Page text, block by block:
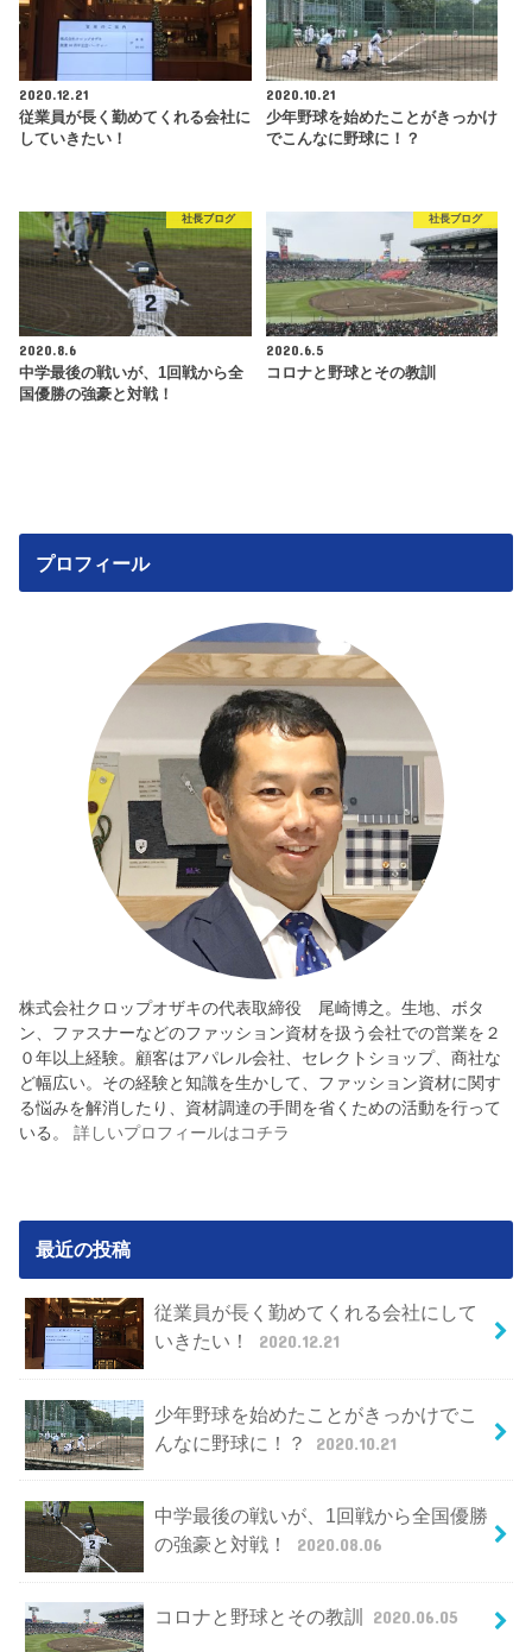
2020.12.21
従業員が長く勤めてくれる会社に
していきたい！
2020.10.21
少年野球を始めたことがきっかけ
でこんなに野球に！？
社長ブログ
2020.8.6
中学最後の戦いが、1回戦から全
国優勝の強豪と対戦！
社長ブログ
2020.6.5
コロナと野球とその教訓
プロフィール
株式会社クロップオザキの代表取締役 尾崎博之。生地、ボタ
ン、ファスナーなどのファッション資材を扱う会社での営業を２
０年以上経験。顧客はアパレル会社、セレクトショップ、商社な
ど幅広い。その経験と知識を生かして、ファッション資材に関す
る悩みを解消したり、資材調達の手間を省くための活動を行って
いる。詳しいプロフィールはコチラ
最近の投稿
従業員が長く勤めてくれる会社にして
いきたい！
2020.12.21
少年野球を始めたことがきっかけでこ
んなに野球に！？
2020.10.21
中学最後の戦いが、1回戦から全国優勝
の強豪と対戦！
2020.08.06
コロナと野球とその教訓 2020.06.05